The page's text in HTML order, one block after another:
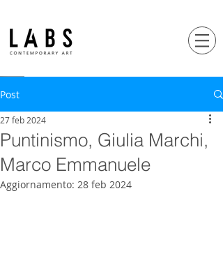
Post
Puntinismo, Giulia Marchi,
Marco Emmanuele
27 feb 2024
Aggiornamento: 28 feb 2024